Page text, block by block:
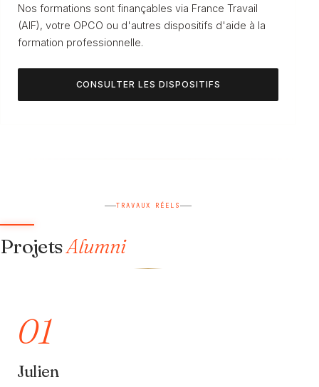
Nos formations sont finançables via France Travail
(AIF), votre OPCO ou d'autres dispositifs d'aide à la
formation professionnelle.
CONSULTER LES DISPOSITIFS
TRAVAUX RÉELS
ProjetsAlumni
01
Julien